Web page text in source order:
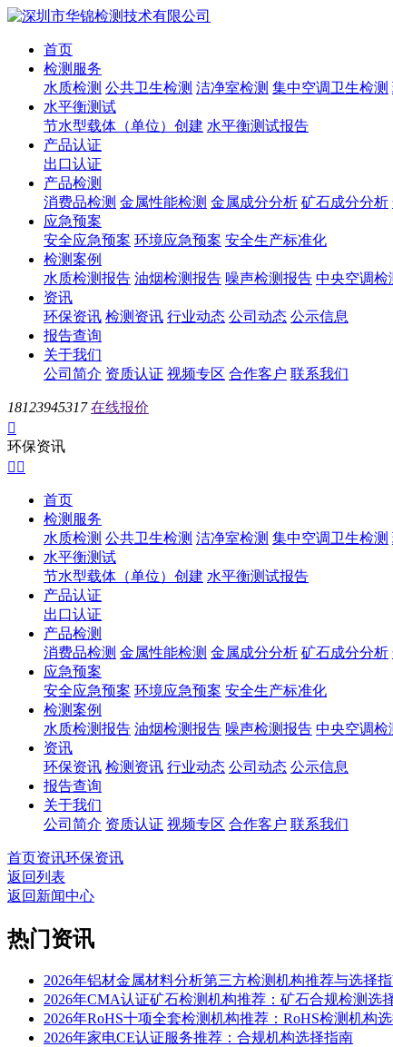
首页
检测服务
水质检测 公共卫生检测 洁净室检测 集中空调卫生检测
水平衡测试
节水型载体（单位）创建 水平衡测试报告
产品认证
出口认证
产品检测
消费品检测 金属性能检测 金属成分分析 矿石成分分析
应急预案
安全应急预案 环境应急预案 安全生产标准化
检测案例
水质检测报告 油烟检测报告 噪声检测报告 中央空调检
资讯
环保资讯 检测资讯 行业动态 公司动态 公示信息
报告查询
关于我们
公司简介 资质认证 视频专区 合作客户 联系我们
18123945317 在线报价

环保资讯
 
首页
检测服务
水质检测 公共卫生检测 洁净室检测 集中空调卫生检测
水平衡测试
节水型载体（单位）创建 水平衡测试报告
产品认证
出口认证
产品检测
消费品检测 金属性能检测 金属成分分析 矿石成分分析
应急预案
安全应急预案 环境应急预案 安全生产标准化
检测案例
水质检测报告 油烟检测报告 噪声检测报告 中央空调检
资讯
环保资讯 检测资讯 行业动态 公司动态 公示信息
报告查询
关于我们
公司简介 资质认证 视频专区 合作客户 联系我们
首页资讯环保资讯
返回列表
返回新闻中心
热门资讯
2026年铝材金属材料分析第三方检测机构推荐与选择
2026年CMA认证矿石检测机构推荐：矿石合规检测选
2026年RoHS十项全套检测机构推荐：RoHS检测机构
2026年家电CE认证服务推荐：合规机构选择指南